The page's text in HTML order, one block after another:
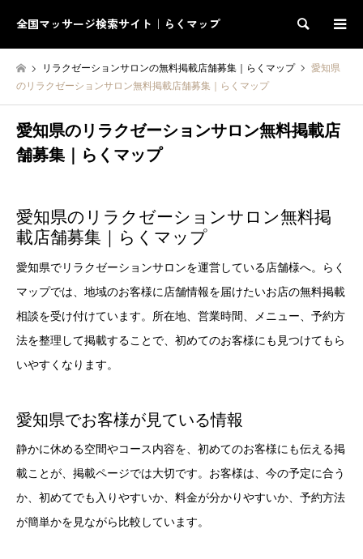
全国マッサージ検索サイト｜らくマップ 検索
リラクゼーションサロンの無料掲載店舗募集｜らくマップ
愛知県
のリラクゼーションサロン無料掲載店舗募集｜らくマップ
愛知県のリラクゼーションサロン無料掲載店
舗募集｜らくマップ
愛知県のリラクゼーションサロン無料掲
載店舗募集｜らくマップ
愛知県でリラクゼーションサロンを運営している店舗様へ。らく
マップでは、地域のお客様に店舗情報を届けたいお店の無料掲載
相談を受け付けています。所在地、営業時間、メニュー、予約方
法を整理して掲載することで、初めてのお客様にも見つけてもら
いやすくなります。
愛知県でお客様が見ている情報
静かに休める空間やコース内容を、初めてのお客様にも伝える掲
載ことが、掲載ページでは大切です。お客様は、今の予定に合う
か、初めてでも入りやすいか、料金が分かりやすいか、予約方法
が簡単かを見ながら比較しています。